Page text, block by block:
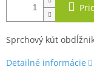
Sprchový kút
Detailné informácie